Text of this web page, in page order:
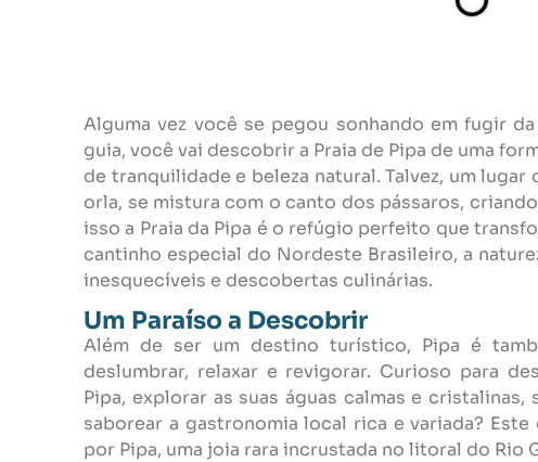
Alguma vez você se pegou sonhando em fugir
guia, você vai descobrir a Praia de Pipa de uma
de tranquilidade e beleza natural. Talvez, um
orla, se mistura com o canto dos pássaros,
isso a Praia da Pipa é o refúgio perfeito que
cantinho especial do Nordeste Brasileiro, a
inesquecíveis e descobertas culinárias.
Um Paraíso a Descobrir
Além de ser um destino turístico, Pipa é
deslumbrar, relaxar e revigorar. Curioso para
Pipa, explorar as suas águas calmas e
saborear a gastronomia local rica e variada?
por Pipa, uma joia rara incrustada no litoral do Rio